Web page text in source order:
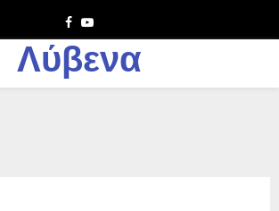
Facebook
Youtube
Λύβενα